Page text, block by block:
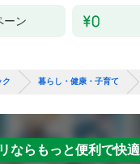
ーン
ク 暮らし・健康・子育て
ならもっと便利で快適